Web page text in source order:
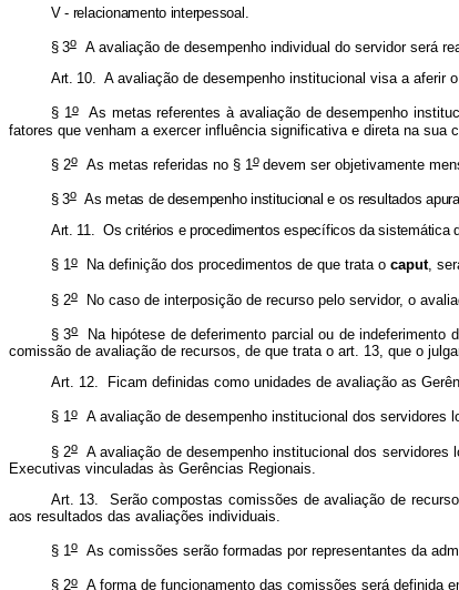
V - relacionamento interpessoal.
§ 3oA avaliação de desempenho individual do servidor será
Art. 10.A avaliação de desempenho institucional visa a aferir
§ 1oAs metas referentes à avaliação de desempenho
fatores que venham a exercer influência significativa e direta na sua
§ 2oAs metas referidas no § 1odevem ser objetivamente
§ 3oAs metas de desempenho institucional e os resultados
Art. 11. Os critérios e procedimentos específicos da sistemática
§ 1oNa definição dos procedimentos de que trata o caput,
§ 2oNo caso de interposição de recurso pelo servidor, o
§ 3oNa hipótese de deferimento parcial ou de indeferimento
comissão de avaliação de recursos, de que trata o art. 13, que o
Art. 12. Ficam definidas como unidades de avaliação as
§ 1oA avaliação de desempenho institucional dos servidores
§ 2oA avaliação de desempenho institucional dos servidores
Executivas vinculadas às Gerências Regionais.
Art. 13. Serão compostas comissões de avaliação de
aos resultados das avaliações individuais.
§ 1oAs comissões serão formadas por representantes da
§ 2oA forma de funcionamento das comissões será definida